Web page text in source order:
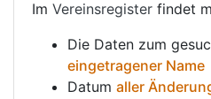
Im Vereinsregister findet
Die Daten zum
eingetragener Name
Datum aller